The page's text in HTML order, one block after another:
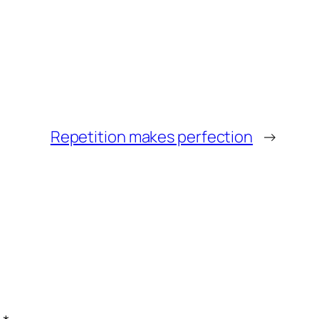
Repetition makes perfection →